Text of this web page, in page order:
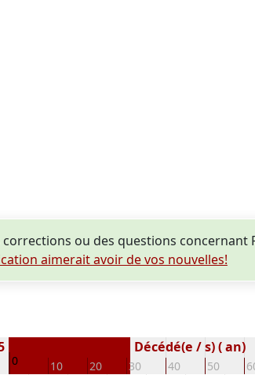
ou des questions concernant
aimerait avoir de vos nouvelles!
0 10 20 30 40 50
Décédé(e / s) ( an)